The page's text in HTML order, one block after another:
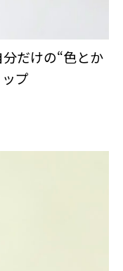
だけの“色とか
プ